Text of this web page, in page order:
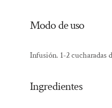
Modo de uso
Infusión. 1-2 cucharadas
Ingredientes